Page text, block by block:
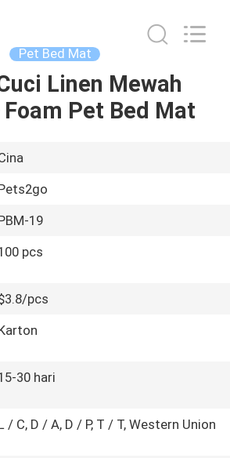
Pet Bed Mat
Linen Mewah
Pet Bed Mat
19
pcs
pcs
30 hari
/ C, D / A, D / P, T / T, Western Union